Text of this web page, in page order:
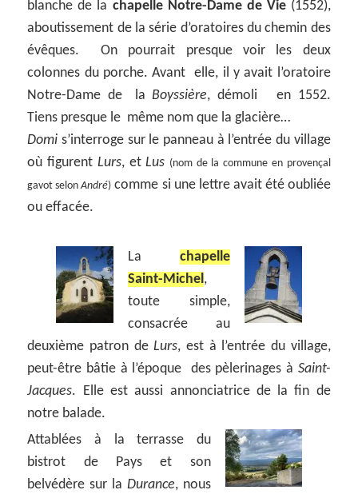
blanche de la chapelle Notre-Dame de Vie(1552),
aboutissement de la série d’oratoires du chemin des
évêques. On pourrait presque voir les deux
colonnes du porche. Avant elle, il y avait l’oratoire
Notre-Dame de laBoyssière, démoli en 1552.
Tiens presque le même nom que la glacière…
Domis’interroge sur le panneau à l’entrée du village
où figurent Lurs, etLus (nom de la commune en provençal
gavot selonAndré) comme si une lettre avait été oubliée
ou effacée.
La chapelle
Saint-Michel,
toute simple,
consacrée au
deuxième patron deLurs, est à l’entrée du village,
peut-être bâtie à l’époque des pèlerinages à Saint-
Jacques. Elle est aussi annonciatrice de la fin de
notre balade.
Attablées à la terrasse du
bistrot de Pays et son
belvédère sur la Durance, nous